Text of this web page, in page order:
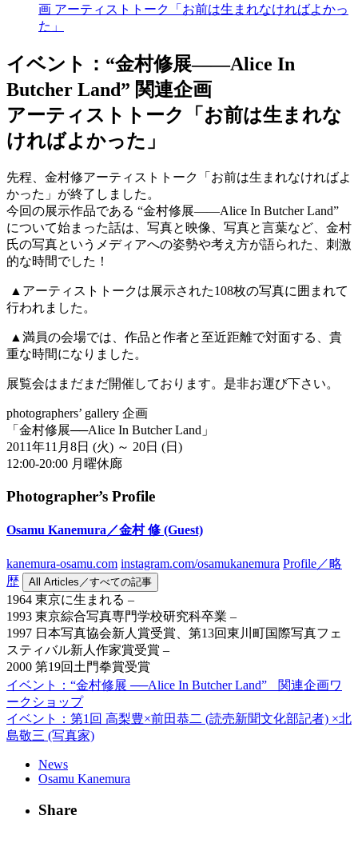
画 アーティストトーク「お前は生まれなければよかっ
た」
イベント：“金村修展――Alice In
Butcher Land” 関連企画
アーティストトーク「お前は生まれな
ければよかった」
先程、金村修アーティストトーク「お前は生まれなければよ
かった」が終了しました。
今回の展示作品である “金村修展――Alice In Butcher Land”
について始まった話は、写真と映像、写真と言葉など、金村
氏の写真というメディアへの姿勢や考え方が語られた、刺激
的な時間でした！
▲アーティストトークは展示された108枚の写真に囲まれて
行われました。
▲満員の会場では、作品と作者と至近距離で対面する、貴
重な時間になりました。
展覧会はまだまだ開催しております。是非お運び下さい。
photographers’ gallery 企画
「金村修展──Alice In Butcher Land」
2011年11月8日 (火) ～ 20日 (日)
12:00-20:00 月曜休廊
Photographer’s Profile
Osamu Kanemura／金村 修 (Guest)
kanemura-osamu.com instagram.com/osamukanemura Profile／略
歴
All Articles／すべての記事
1964 東京に生まれる –
1993 東京綜合写真専門学校研究科卒業 –
1997 日本写真協会新人賞受賞、第13回東川町国際写真フェ
スティバル新人作家賞受賞 –
2000 第19回土門拳賞受賞
イベント：“金村修展 ──Alice In Butcher Land” 関連企画ワ
ークショップ
イベント：第1回 高梨豊×前田恭二 (読売新聞文化部記者) ×北
島敬三 (写真家)
News
Osamu Kanemura
Share